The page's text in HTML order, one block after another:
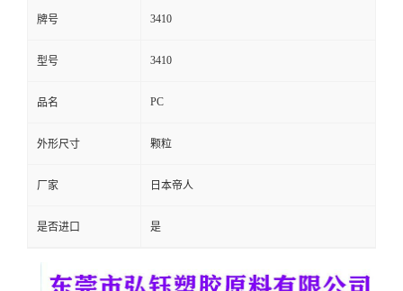
牌号 3410
型号 3410
品名 PC
外形尺寸 颗粒
厂家 日本帝人
是否进口 是